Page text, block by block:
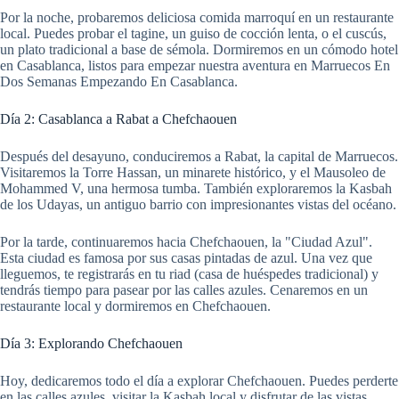
Por la noche, probaremos deliciosa comida marroquí en un restaurante
local. Puedes probar el tagine, un guiso de cocción lenta, o el cuscús,
un plato tradicional a base de sémola. Dormiremos en un cómodo hotel
en Casablanca, listos para empezar nuestra aventura en Marruecos En
Dos Semanas Empezando En Casablanca.
Día 2: Casablanca a Rabat a Chefchaouen
Después del desayuno, conduciremos a Rabat, la capital de Marruecos.
Visitaremos la Torre Hassan, un minarete histórico, y el Mausoleo de
Mohammed V, una hermosa tumba. También exploraremos la Kasbah
de los Udayas, un antiguo barrio con impresionantes vistas del océano.
Por la tarde, continuaremos hacia Chefchaouen, la "Ciudad Azul".
Esta ciudad es famosa por sus casas pintadas de azul. Una vez que
lleguemos, te registrarás en tu riad (casa de huéspedes tradicional) y
tendrás tiempo para pasear por las calles azules. Cenaremos en un
restaurante local y dormiremos en Chefchaouen.
Día 3: Explorando Chefchaouen
Hoy, dedicaremos todo el día a explorar Chefchaouen. Puedes perderte